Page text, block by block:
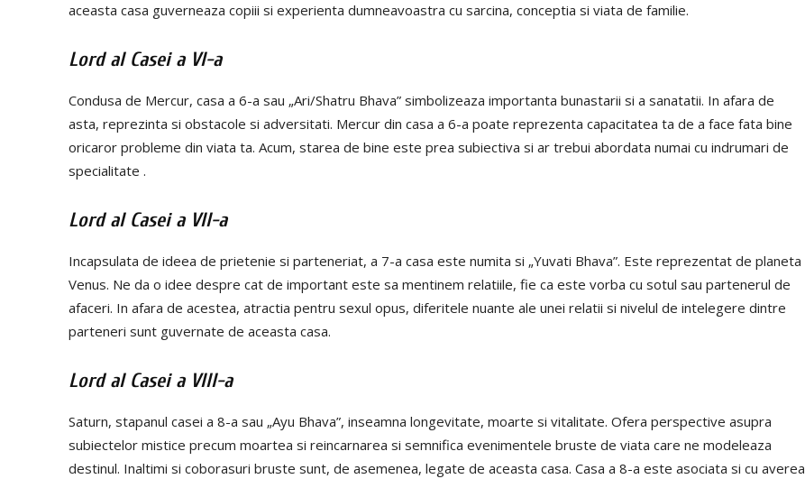
aceasta casa guverneaza copiii si experienta dumneavoastra cu sarcina, conceptia si viata de familie.
Lord al Casei a VI-a
Condusa de Mercur, casa a 6-a sau „Ari/Shatru Bhava” simbolizeaza importanta bunastarii si a sanatatii. In afara de
asta, reprezinta si obstacole si adversitati. Mercur din casa a 6-a poate reprezenta capacitatea ta de a face fata bine
oricaror probleme din viata ta. Acum, starea de bine este prea subiectiva si ar trebui abordata numai cu indrumari de
specialitate .
Lord al Casei a VII-a
Incapsulata de ideea de prietenie si parteneriat, a 7-a casa este numita si „Yuvati Bhava”. Este reprezentat de planeta
Venus. Ne da o idee despre cat de important este sa mentinem relatiile, fie ca este vorba cu sotul sau partenerul de
afaceri. In afara de acestea, atractia pentru sexul opus, diferitele nuante ale unei relatii si nivelul de intelegere dintre
parteneri sunt guvernate de aceasta casa.
Lord al Casei a VIII-a
Saturn, stapanul casei a 8-a sau „Ayu Bhava”, inseamna longevitate, moarte si vitalitate. Ofera perspective asupra
subiectelor mistice precum moartea si reincarnarea si semnifica evenimentele bruste de viata care ne modeleaza
destinul. Inaltimi si coborasuri bruste sunt, de asemenea, legate de aceasta casa. Casa a 8-a este asociata si cu averea